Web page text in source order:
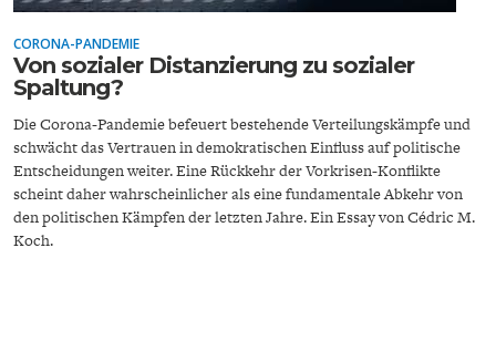
UNGLEICHHEIT UND
MACHT
EUROPA
CORONA-PANDEMIE
Von sozialer Distanzierung zu sozialer
Spaltung?
Die Corona-Pandemie befeuert bestehende Verteilungskämpfe und
schwächt das Vertrauen in demokratischen Einfluss auf politische
Entscheidungen weiter. Eine Rückkehr der Vorkrisen-Konflikte
scheint daher wahrscheinlicher als eine fundamentale Abkehr von
den politischen Kämpfen der letzten Jahre. Ein Essay von Cédric M.
Koch.